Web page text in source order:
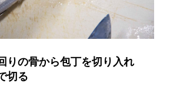
りの骨から包丁を切り入れ
切る